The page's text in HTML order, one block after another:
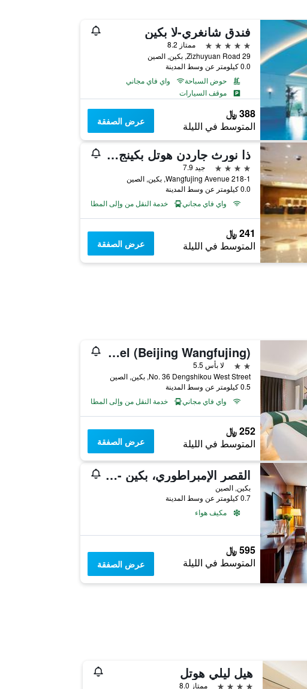
فندق شانغري-لا بكين
5 نجوم
ممتاز 8.2
29 Zizhuyuan Road, بكين, الصين
0.0 كيلومتر عن وسط المدينة
حوض السباحة
واي فاي مجاني
موقف السيارات
388 ﷼
المتوسط في الليلة عرض الصفقة
ذا نورث جاردن هوتل بكينج وانج فو جينج
4 نجوم
جيد 7.9
218-1 Wangfujing Avenue, بكين, الصين
0.0 كيلومتر عن وسط المدينة
واي فاي مجاني
خدمة النقل من وإلى المطار
241 ﷼
المتوسط في الليلة عرض الصفقة
Xing Hua Sheng Shi Hotel (Beijing Wangfujing)
2 نجمتين
لا بأس 5.5
No. 36 Dengshikou West Street, بكين, الصين
0.5 كيلومتر عن وسط المدينة
واي فاي مجاني
خدمة النقل من وإلى المطار
252 ﷼
المتوسط في الليلة عرض الصفقة
القصر الإمبراطوري، بكين - شقق ماريوت التنفيذية
بكين, الصين
0.7 كيلومتر عن وسط المدينة
مكيف هواء
595 ﷼
المتوسط في الليلة عرض الصفقة
هيل ليلي هوتل
4 نجوم ممتاز 8.0